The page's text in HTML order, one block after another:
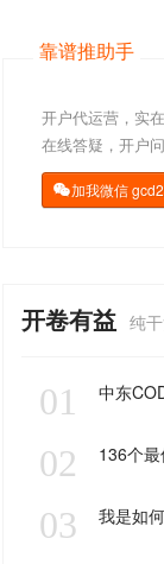
靠谱推助手
开户代运营，实
在线答疑，开户
加我微信
开卷有益 纯
01 中东
02 136个
03 我是如